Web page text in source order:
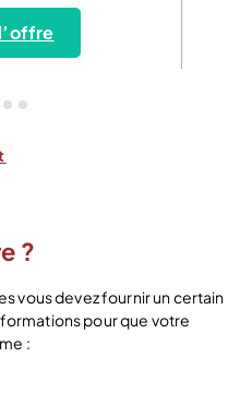
?
vous devez fournir un certain
pour que votre
: